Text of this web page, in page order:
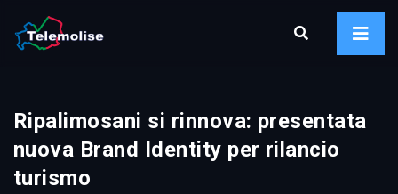
Ripalimosani si rinnova: presentata
nuova Brand Identity per rilancio
turismo